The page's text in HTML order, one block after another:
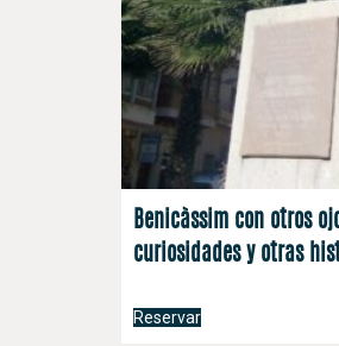
Benicàssim con otros
curiosidades y otras
Reservar